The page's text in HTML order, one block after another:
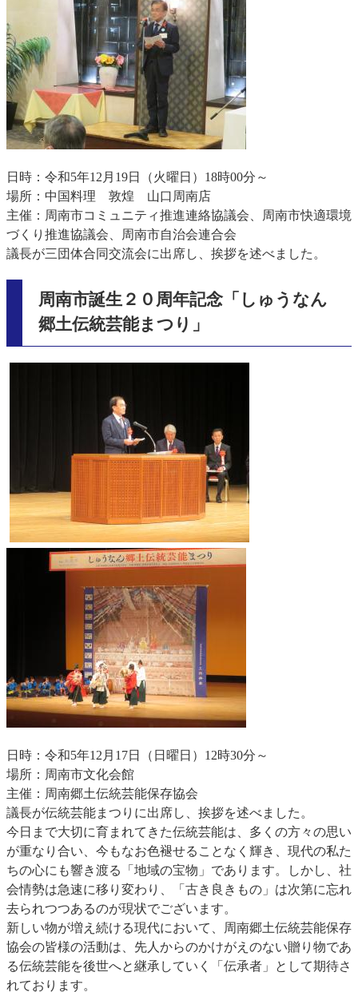
日時：令和5年12月19日（火曜日）18時00分～
場所：中国料理 敦煌 山口周南店
主催：周南市コミュニティ推進連絡協議会、周南市快適環境
づくり推進協議会、周南市自治会連合会
議長が三団体合同交流会に出席し、挨拶を述べました。
周南市誕生２０周年記念「しゅうなん
郷土伝統芸能まつり」
日時：令和5年12月17日（日曜日）12時30分～
場所：周南市文化会館
主催：周南郷土伝統芸能保存協会
議長が伝統芸能まつりに出席し、挨拶を述べました。
今日まで大切に育まれてきた伝統芸能は、多くの方々の思い
が重なり合い、今もなお色褪せることなく輝き、現代の私た
ちの心にも響き渡る「地域の宝物」であります。しかし、社
会情勢は急速に移り変わり、「古き良きもの」は次第に忘れ
去られつつあるのが現状でございます。
新しい物が増え続ける現代において、周南郷土伝統芸能保存
協会の皆様の活動は、先人からのかけがえのない贈り物であ
る伝統芸能を後世へと継承していく「伝承者」として期待さ
れております。